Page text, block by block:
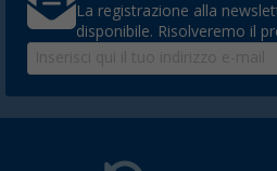
La registrazione alla
disponibile. Risolveremo il